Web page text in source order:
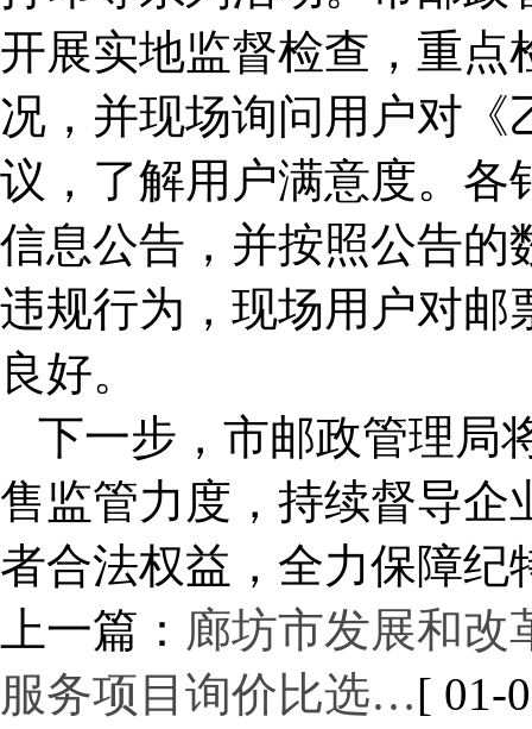
开展实地监督检查，重点
况，并现场询问用户对《
议，了解用户满意度。各
信息公告，并按照公告的
违规行为，现场用户对邮
良好。
下一步，市邮政管理局
售监管力度，持续督导企
者合法权益，全力保障纪
上一篇： 廊坊市发展和改
服务项目询价比选…[ 01-